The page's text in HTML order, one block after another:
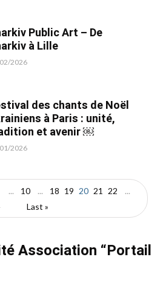
Public Art – De
à Lille
2026
des chants de Noël
à Paris : unité,
et avenir ￼
2026
... 10 ... 18 19 20 21 22
...
Last »
Association “Portail